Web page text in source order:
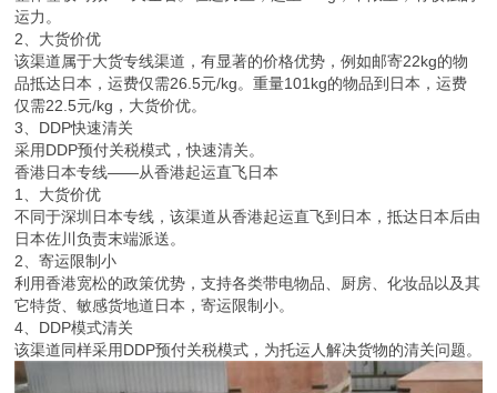
运力。
2、大货价优
该渠道属于大货专线渠道，有显著的价格优势，例如邮寄22kg的物
品抵达日本，运费仅需26.5元/kg。重量101kg的物品到日本，运费
仅需22.5元/kg，大货价优。
3、DDP快速清关
采用DDP预付关税模式，快速清关。
香港日本专线——从香港起运直飞日本
1、大货价优
不同于深圳日本专线，该渠道从香港起运直飞到日本，抵达日本后由
日本佐川负责末端派送。
2、寄运限制小
利用香港宽松的政策优势，支持各类带电物品、厨房、化妆品以及其
它特货、敏感货地道日本，寄运限制小。
4、DDP模式清关
该渠道同样采用DDP预付关税模式，为托运人解决货物的清关问题。